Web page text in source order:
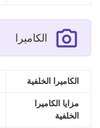
الكاميرا
الكاميرا الخلفية
مزايا الكاميرا
الخلفية